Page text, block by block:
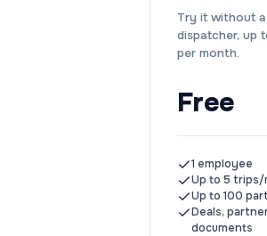
Try it without
dispatcher, up
per month.
Free
1 employee
Up to 5 trips/
Up to 100
Deals,
documents